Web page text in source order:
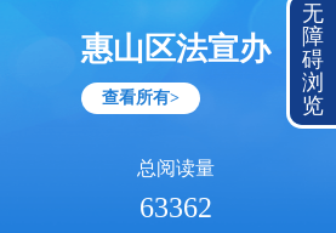
惠山区法宣办
查看所有>
总阅读量
63362
无
障
碍
浏
览